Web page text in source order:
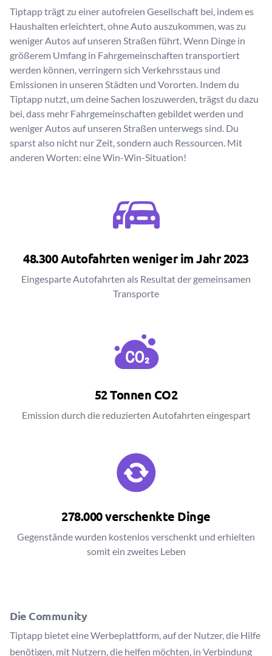
Tiptapp trägt zu einer autofreien Gesellschaft bei, indem es
Haushalten erleichtert, ohne Auto auszukommen, was zu
weniger Autos auf unseren Straßen führt. Wenn Dinge in
größerem Umfang in Fahrgemeinschaften transportiert
werden können, verringern sich Verkehrsstaus und
Emissionen in unseren Städten und Vororten. Indem du
Tiptapp nutzt, um deine Sachen loszuwerden, trägst du dazu
bei, dass mehr Fahrgemeinschaften gebildet werden und
weniger Autos auf unseren Straßen unterwegs sind. Du
sparst also nicht nur Zeit, sondern auch Ressourcen. Mit
anderen Worten: eine Win-Win-Situation!
48.300 Autofahrten weniger im Jahr 2023
Eingesparte Autofahrten als Resultat der gemeinsamen
Transporte
52 Tonnen CO2
Emission durch die reduzierten Autofahrten eingespart
278.000 verschenkte Dinge
Gegenstände wurden kostenlos verschenkt und erhielten
somit ein zweites Leben
Die Community
Tiptapp bietet eine Werbeplattform, auf der Nutzer, die Hilfe
benötigen, mit Nutzern, die helfen möchten, in Verbindung